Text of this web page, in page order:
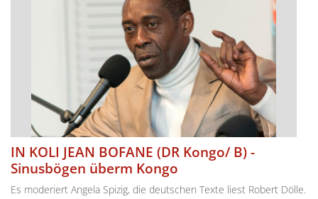
IN KOLI JEAN BOFANE (DR Kongo/ B) -
Sinusbögen überm Kongo
Es moderiert Angela Spizig, die deutschen Texte liest Robert Dölle.